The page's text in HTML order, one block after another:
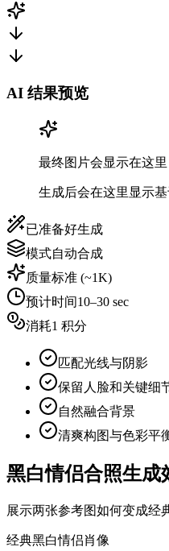
AI 结果预览
最终图片会显示在这里
生成后会在这里显示
已准备好生成
模式自动合成
质量标准 (~1K)
预计时间10–30 sec
消耗1 积分
匹配光线与阴影
保留人脸和关键细
自然融合背景
清爽构图与色彩平
黑白情侣合照生成
展示两张参考图如何变成经
经典黑白情侣肖像